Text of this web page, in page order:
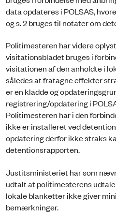
data opdateres i POLSAS,
og s. 2 bruges til notater om
Politimesteren har videre
visitationsbladet bruges i
visitationen af den anholdte i
således at fratagne effekter
er en kladde og
registrering/opdatering i
Politimesteren har i den
ikke er installeret ved
opdatering derfor ikke straks
detentionsrapporten.
Justitsministeriet har som
udtalt at politimesterens
lokale blanketter ikke giver
bemærkninger.